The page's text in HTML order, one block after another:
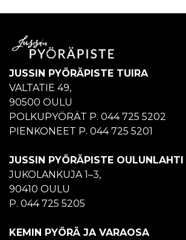
JUSSIN PYÖRÄPISTE TUIRA
VALTATIE 49,
90500 OULU
POLKUPYÖRÄT P. 044 725 5202
PIENKONEET P. 044 725 5201
JUSSIN PYÖRÄPISTE OULUNLAHTI
JUKOLANKUJA 1–3,
90410 OULU
P. 044 725 5205
KEMIN PYÖRÄ JA VARAOSA